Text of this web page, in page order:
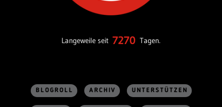
Langeweile seit 7270 Tagen.
BLOGROLL ARCHIV UNTERSTÜTZEN